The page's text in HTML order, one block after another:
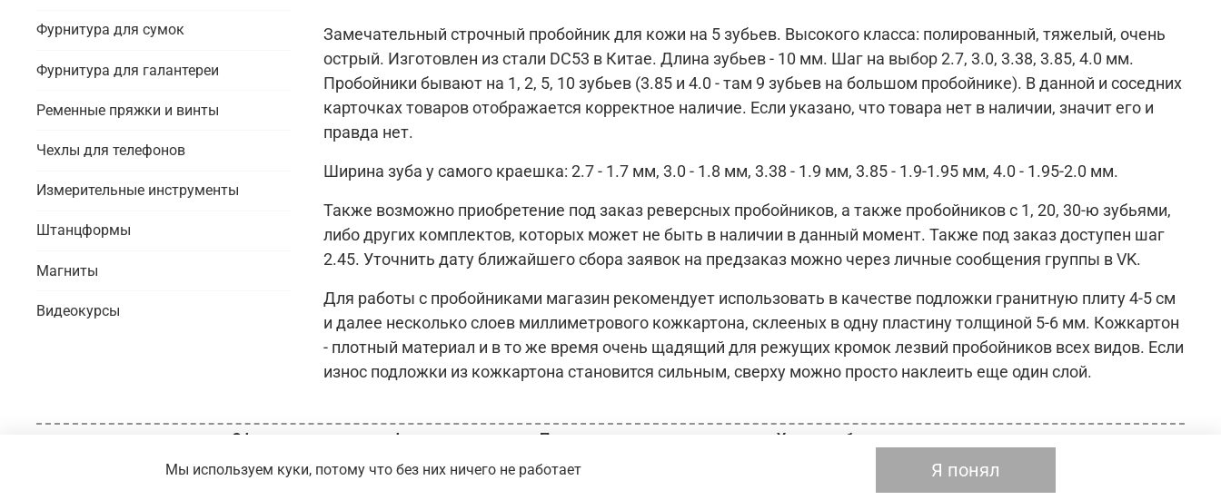
Замечательный строчный пробойник для кожи на 5 зубьев. Высокого класса: полированный, тяжелый, очень
острый. Изготовлен из стали DC53 в Китае. Длина зубьев - 10 мм. Шаг на выбор 2.7, 3.0, 3.38, 3.85, 4.0 мм.
Пробойники бывают на 1, 2, 5, 10 зубьев (3.85 и 4.0 - там 9 зубьев на большом пробойнике). В данной и соседних
карточках товаров отображается корректное наличие. Если указано, что товара нет в наличии, значит его и
правда нет.
Ширина зуба у самого краешка: 2.7 - 1.7 мм, 3.0 - 1.8 мм, 3.38 - 1.9 мм, 3.85 - 1.9-1.95 мм, 4.0 - 1.95-2.0 мм.
Также возможно приобретение под заказ реверсных пробойников, а также пробойников с 1, 20, 30-ю зубьями,
либо других комплектов, которых может не быть в наличии в данный момент. Также под заказ доступен шаг
2.45. Уточнить дату ближайшего сбора заявок на предзаказ можно через личные сообщения группы в VK.
Для работы с пробойниками магазин рекомендует использовать в качестве подложки гранитную плиту 4-5 см
и далее несколько слоев миллиметрового кожкартона, склееных в одну пластину толщиной 5-6 мм. Кожкартон
- плотный материал и в то же время очень щадящий для режущих кромок лезвий пробойников всех видов. Если
износ подложки из кожкартона становится сильным, сверху можно просто наклеить еще один слой.
Фурнитура для сумок
Фурнитура для галантереи
Ременные пряжки и винты
Чехлы для телефонов
Измерительные инструменты
Штанцформы
Магниты
Видеокурсы
Оферта и политика конфиденциальности Пользовательское соглашение Условия обмена и возврата
ИП Вершинин М.И. // ОГРН
Мы используем куки, потому что без них ничего не работает Я понял